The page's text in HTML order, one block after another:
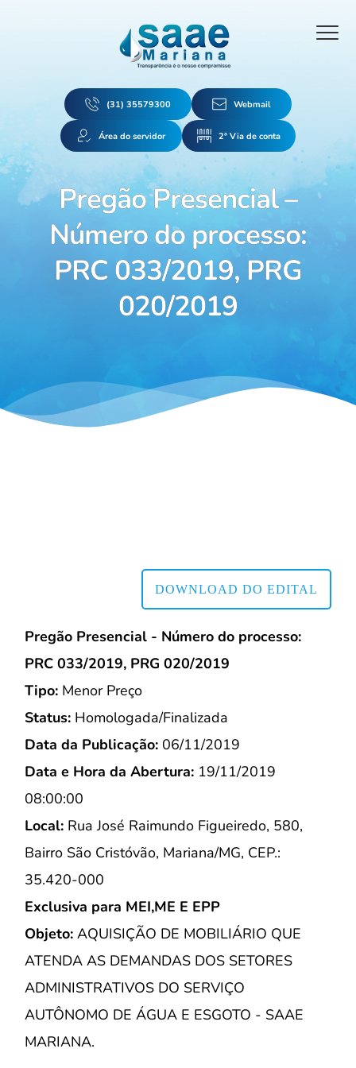
(31) 35579300 Webmail
Área do servidor 2ª Via de conta
Pregão Presencial –
Número do processo:
PRC 033/2019, PRG
020/2019
DOWNLOAD DO EDITAL
Pregão Presencial - Número do processo:
PRC 033/2019, PRG 020/2019
Tipo: Menor Preço
Status: Homologada/Finalizada
Data da Publicação: 06/11/2019
Data e Hora da Abertura: 19/11/2019
08:00:00
Local: Rua José Raimundo Figueiredo, 580,
Bairro São Cristóvão, Mariana/MG, CEP.:
35.420-000
Exclusiva para MEI,ME E EPP
Objeto: AQUISIÇÃO DE MOBILIÁRIO QUE
ATENDA AS DEMANDAS DOS SETORES
ADMINISTRATIVOS DO SERVIÇO
AUTÔNOMO DE ÁGUA E ESGOTO - SAAE
MARIANA.